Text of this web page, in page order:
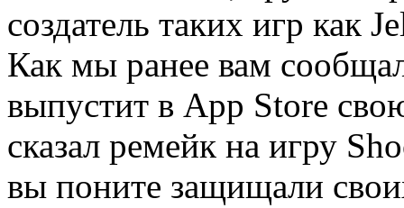
создатель таких игр как
Как мы ранее вам
выпустит в App Store
сказал ремейк на игру
вы поните защищали